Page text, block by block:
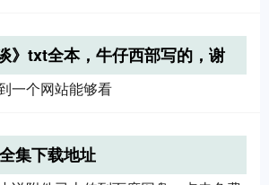
》txt全本，牛仔西部写的，谢
一个网站能够看
集下载地址